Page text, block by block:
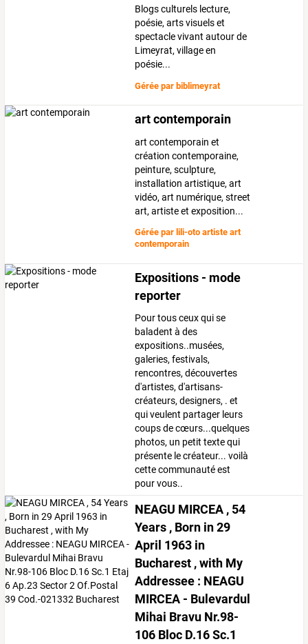
Blogs culturels lecture,
poésie, arts visuels et
spectacle vivant autour de
Limeyrat, village en
poésie...
Gérée par biblimeyrat
art contemporain
art contemporain et
création contemporaine,
peinture, sculpture,
installation artistique, art
vidéo, art numérique, street
art, artiste et exposition...
Gérée par lili-oto artiste art
contemporain
Expositions - mode
reporter
Pour tous ceux qui se
baladent à des
expositions..musées,
galeries, festivals,
rencontres, découvertes
d'artistes, d'artisans-
créateurs, designers, . et
qui veulent partager leurs
coups de cœurs...quelques
photos, un petit texte qui
présente le créateur... voilà
cette communauté est
pour vous..
NEAGU MIRCEA , 54
Years , Born in 29
April 1963 in
Bucharest , with My
Addressee : NEAGU
MIRCEA - Bulevardul
Mihai Bravu Nr.98-
106 Bloc D.16 Sc.1